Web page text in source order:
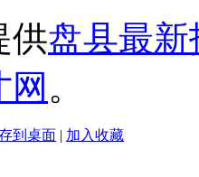
供盘县最
网 。
到桌面 | 加入收藏